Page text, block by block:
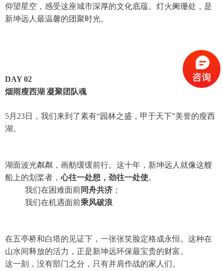
仰望星空，感受这座城市深厚的文化底蕴。灯火阑珊处，是
新坤远人最温馨的团聚时光。
DAY 02
烟雨瘦西湖 凝聚团队魂
5月23日，我们来到了素有“园林之盛，甲于天下”美誉的瘦西
湖。
湖面波光粼粼，画舫缓缓前行。这十年，新坤远人就像这艘
船上的划桨者，心往一处想，劲往一处使。
我们在困难面前同舟共济 ；
我们在机遇面前乘风破浪
在五亭桥和白塔的见证下，一张张笑脸定格成永恒。这种在
山水间释放的活力，正是新坤远环保最宝贵的财富。
这一刻，没有部门之分，只有并肩作战的家人们。